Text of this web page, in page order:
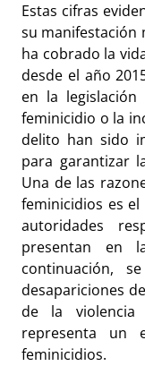
Estas cifras
su manifestación
ha cobrado la
desde el año
en la
feminicidio o la
delito han sido
para garantizar
Una de las
feminicidios es
autoridades
presentan en
continuación,
desapariciones
de la violencia
representa un
feminicidios.